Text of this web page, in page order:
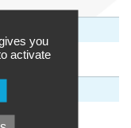
you
activate